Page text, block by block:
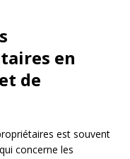
en
de
est souvent
concerne les